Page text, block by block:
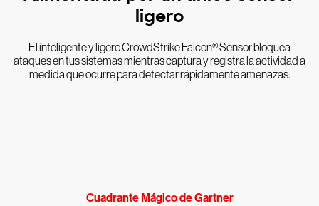
ligero
El inteligente y ligero CrowdStrike Falcon® Sensor bloquea
ataques en tus sistemas mientras captura y registra la actividad a
medida que ocurre para detectar rápidamente amenazas.
Cuadrante Mágico de Gartner